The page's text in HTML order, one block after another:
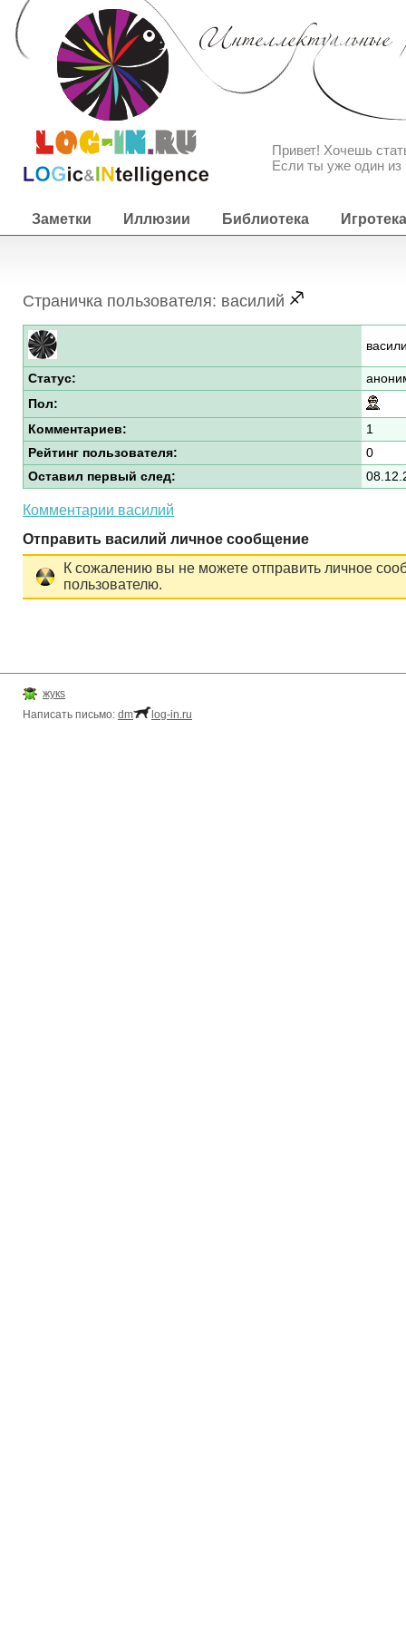
Привет! Хочешь
Если ты уже один из
Заметки Иллюзии Библиотека Игротека
Страничка пользователя: василий
Статус:
Пол:
Комментариев:
1
Рейтинг пользователя:
0
Оставил первый след:
Комментарии василий
Отправить василий личное сообщение
К сожалению вы не можете отправить личное
пользователю.
жукs
Написать письмо: dm log-in.ru